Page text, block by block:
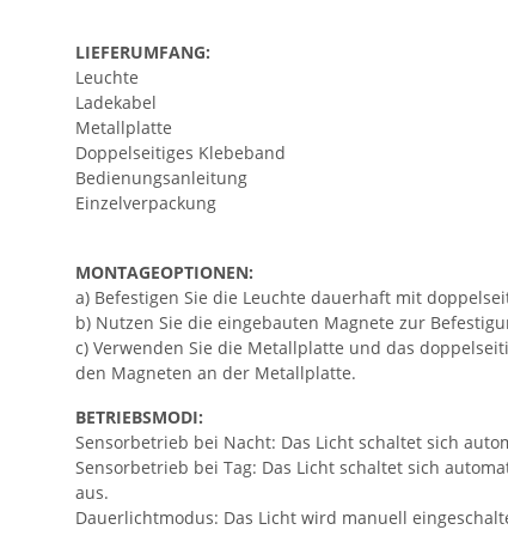
LIEFERUMFANG:
Leuchte
Ladekabel
Metallplatte
Doppelseitiges Klebeband
Bedienungsanleitung
Einzelverpackung
MONTAGEOPTIONEN:
a) Befestigen Sie die Leuchte dauerhaft mit
b) Nutzen Sie die eingebauten Magnete zur
c) Verwenden Sie die Metallplatte und das
den Magneten an der Metallplatte.
BETRIEBSMODI:
Sensorbetrieb bei Nacht: Das Licht schaltet sich
Sensorbetrieb bei Tag: Das Licht schaltet sich
aus.
Dauerlichtmodus: Das Licht wird manuell